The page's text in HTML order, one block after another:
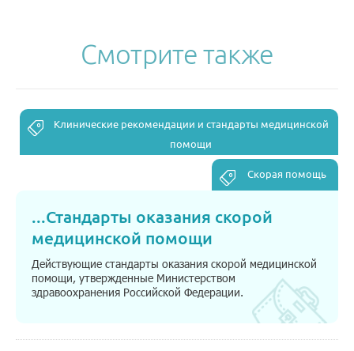
Смотрите также
Клинические рекомендации и стандарты медицинской
помощи
Скорая помощь
...Стандарты оказания скорой
медицинской помощи
Действующие стандарты оказания скорой медицинской
помощи, утвержденные Министерством
здравоохранения Российской Федерации.